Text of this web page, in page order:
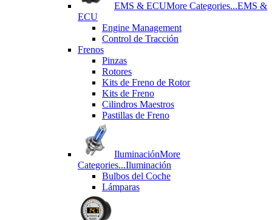
EMS & ECUMore Categories...EMS &
ECU
Engine Management
Control de Tracción
Frenos
Pinzas
Rotores
Kits de Freno de Rotor
Kits de Freno
Cilindros Maestros
Pastillas de Freno
IluminaciónMore
Categories...Iluminación
Bulbos del Coche
Lámparas